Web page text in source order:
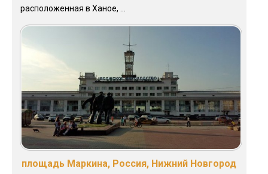
расположенная в Ханое, ...
площадь Маркина, Россия, Нижний Новгород